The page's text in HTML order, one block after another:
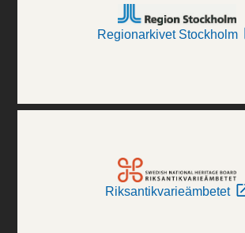
Regionarkivet Stockholm
Riksantikvarieämbetet